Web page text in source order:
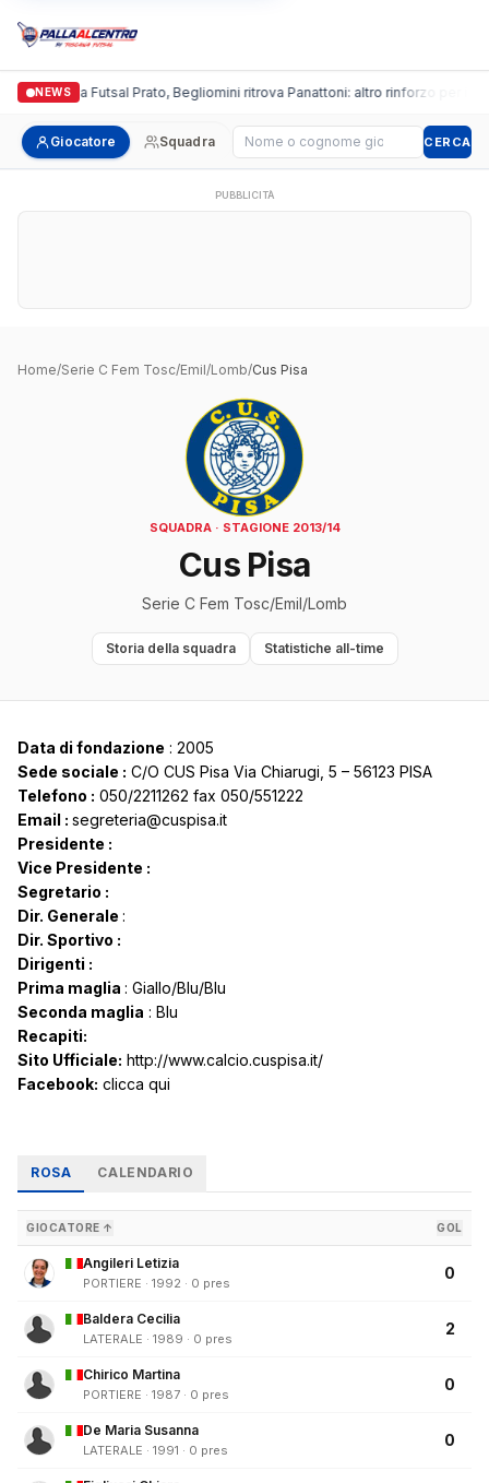
NEWS
Italgronda Futsal Prato, Begliomini ritrova Panattoni: altro rinforzo per i
Giocatore Squadra Cerca giocatore CERCA
PUBBLICITÀ
Home/Serie C Fem Tosc/Emil/Lomb/Cus Pisa
SQUADRA · STAGIONE 2013/14
Cus Pisa
Serie C Fem Tosc/Emil/Lomb
Storia della squadra Statistiche all-time
Data di fondazione : 2005
Sede sociale : C/O CUS Pisa Via Chiarugi, 5 – 56123 PISA
Telefono : 050/2211262 fax 050/551222
Email : segreteria@cuspisa.it
Presidente :
Vice Presidente :
Segretario :
Dir. Generale :
Dir. Sportivo :
Dirigenti :
Prima maglia : Giallo/Blu/Blu
Seconda maglia : Blu
Recapiti:
Sito Ufficiale: http://www.calcio.cuspisa.it/
Facebook: clicca qui
ROSA CALENDARIO
GIOCATORE ↑ GOL
Angileri Letizia
PORTIERE · 1992 · 0 pres
0
Baldera Cecilia
LATERALE · 1989 · 0 pres
2
Chirico Martina
PORTIERE · 1987 · 0 pres
0
De Maria Susanna
LATERALE · 1991 · 0 pres
0